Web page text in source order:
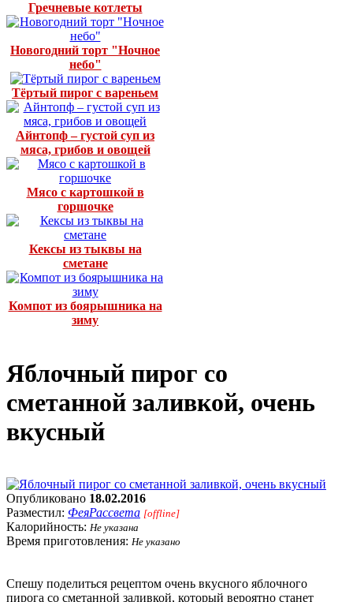
Гречневые котлеты
Новогодний торт "Ночное
небо"
Тёртый пирог с вареньем
Айнтопф – густой суп из
мяса, грибов и овощей
Мясо с картошкой в
горшочке
Кексы из тыквы на
сметане
Компот из боярышника на
зиму
Яблочный пирог со
сметанной заливкой, очень
вкусный
Опубликовано 18.02.2016
Разместил: ФеяРассвета [offline]
Калорийность: Не указана
Время приготовления: Не указано
Спешу поделиться рецептом очень вкусного яблочного
пирога со сметанной заливкой, который вероятно станет